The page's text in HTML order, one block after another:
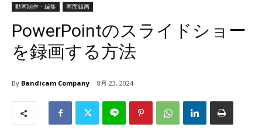
動画制作・編集 画面録画
PowerPointのスライドショー
を録画する方法
By Bandicam Company 8月 23, 2024